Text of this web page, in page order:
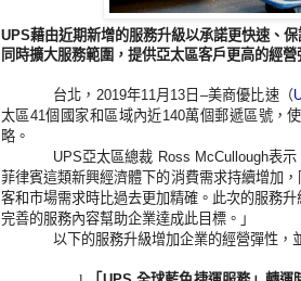
UPS藉由近期新增的服務升級以承諾更快速、
同時擴大服務範圍，提供亞太區客戶更高的經營
台北， 2019年11 月 13日 –美商優比速（
太區41個國家和區域內近140萬個郵遞區號，
略。
UPS亞太區總裁 Ross McCullough表示
菲律賓這類新興經濟體下的消費需求持續增加
客和市場需求時比過去更加精確。此次的服務升
完善的服務內容幫助企業達成此目標。」
以下的服務升級增加企業的經營彈性，